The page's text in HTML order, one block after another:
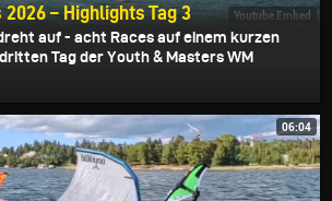
Youtube Embed
– Highlights Tag 3
auf - acht Races auf einem kurzen
Tag der Youth & Masters WM
06:04